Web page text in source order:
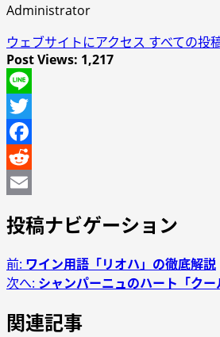
Administrator
ウェブサイトにアクセス すべての投
Post Views: 1,217
Line
Twitter
Facebook
Reddit
投稿ナビゲーション
前: ワイン用語「リオハ」の徹底解説
次へ: シャンパーニュのハート「クール
関連記事